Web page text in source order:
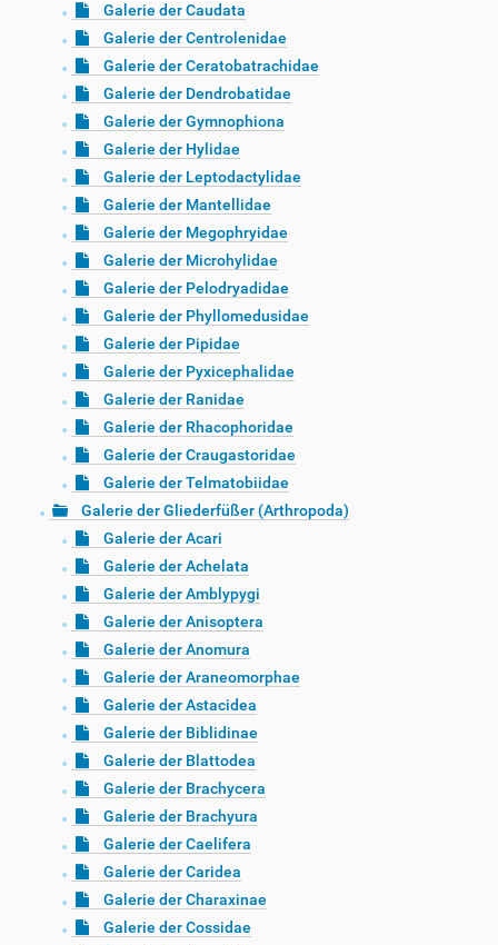
Galerie der Caudata
Galerie der Centrolenidae
Galerie der Ceratobatrachidae
Galerie der Dendrobatidae
Galerie der Gymnophiona
Galerie der Hylidae
Galerie der Leptodactylidae
Galerie der Mantellidae
Galerie der Megophryidae
Galerie der Microhylidae
Galerie der Pelodryadidae
Galerie der Phyllomedusidae
Galerie der Pipidae
Galerie der Pyxicephalidae
Galerie der Ranidae
Galerie der Rhacophoridae
Galerie der Craugastoridae
Galerie der Telmatobiidae
Galerie der Gliederfüßer (Arthropoda)
Galerie der Acari
Galerie der Achelata
Galerie der Amblypygi
Galerie der Anisoptera
Galerie der Anomura
Galerie der Araneomorphae
Galerie der Astacidea
Galerie der Biblidinae
Galerie der Blattodea
Galerie der Brachycera
Galerie der Brachyura
Galerie der Caelifera
Galerie der Caridea
Galerie der Charaxinae
Galerie der Cossidae